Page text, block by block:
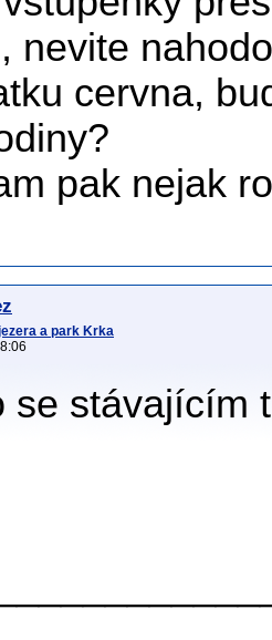
nevite
cervna,
pak nejak
a park Krka
se stávajícím